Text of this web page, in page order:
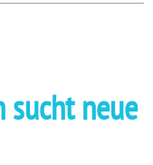
sucht neue